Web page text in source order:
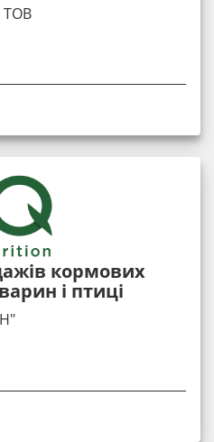
ТОВ
кормових
і птиці